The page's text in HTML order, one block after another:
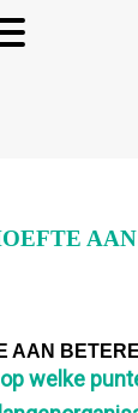
AAN
welke